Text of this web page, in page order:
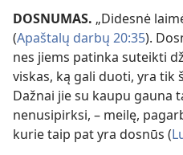
DOSNUMAS. „Didesnė
(Apaštalų darbų 20:35).
nes jiems patinka suteikti
viskas, ką gali duoti, yra tik
Dažnai jie su kaupu gauna
nenusipirksi, – meilę,
kurie taip pat yra dosnūs (